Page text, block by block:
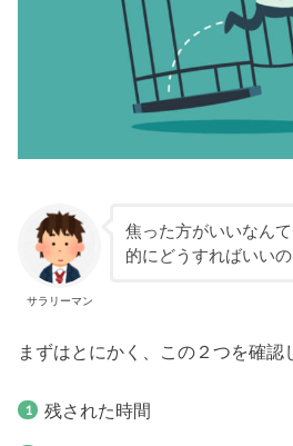
サラリーマン
焦った方がいいなん
的にどうすればいいの
まずはとにかく、この２つを確認
残された時間